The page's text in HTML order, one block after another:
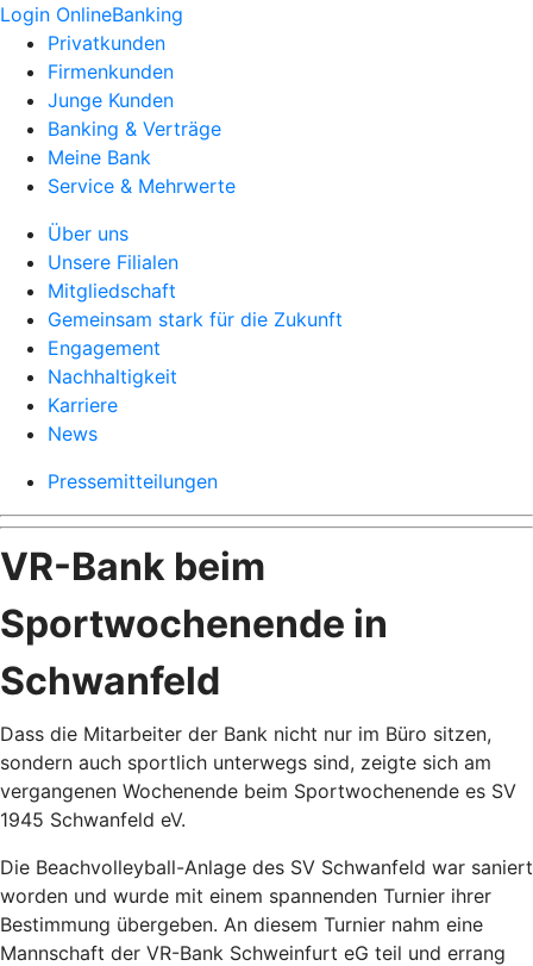
Login OnlineBanking
Privatkunden
Firmenkunden
Junge Kunden
Banking & Verträge
Meine Bank
Service & Mehrwerte
Über uns
Unsere Filialen
Mitgliedschaft
Gemeinsam stark für die Zukunft
Engagement
Nachhaltigkeit
Karriere
News
Pressemitteilungen
VR-Bank beim
Sportwochenende in
Schwanfeld
Dass die Mitarbeiter der Bank nicht nur im Büro sitzen,
sondern auch sportlich unterwegs sind, zeigte sich am
vergangenen Wochenende beim Sportwochenende es SV
1945 Schwanfeld eV.
Die Beachvolleyball-Anlage des SV Schwanfeld war saniert
worden und wurde mit einem spannenden Turnier ihrer
Bestimmung übergeben. An diesem Turnier nahm eine
Mannschaft der VR-Bank Schweinfurt eG teil und errang